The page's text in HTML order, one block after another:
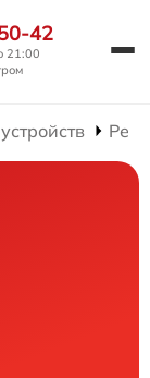
42
21:00